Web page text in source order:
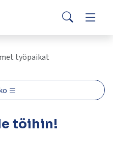
Search
työpaikat
töihin!